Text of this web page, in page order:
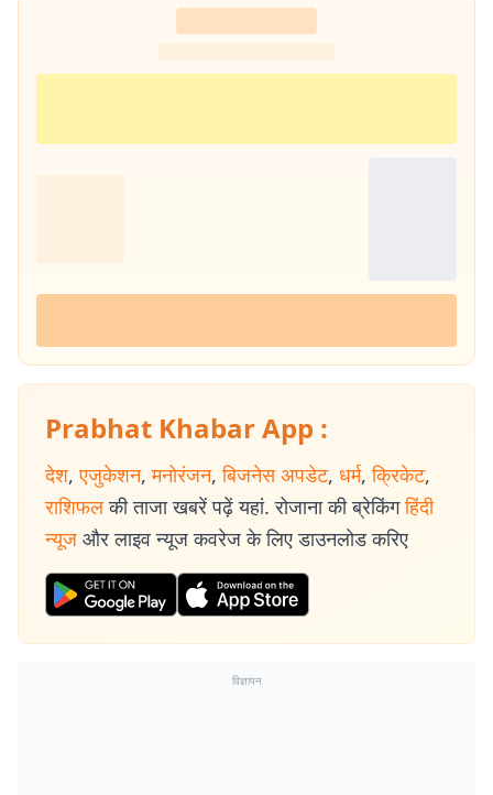
Prabhat Khabar App :
देश, एजुकेशन, मनोरंजन, बिजनेस अपडेट, धर्म, क्रिकेट,
राशिफल की ताजा खबरें पढ़ें यहां. रोजाना की ब्रेकिंग हिंदी
न्यूज और लाइव न्यूज कवरेज के लिए डाउनलोड करिए
विज्ञापन